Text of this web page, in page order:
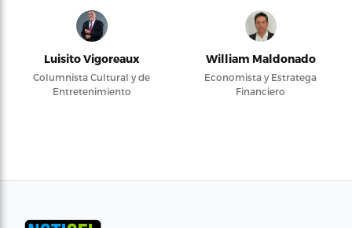
Luisito Vigoreaux
Columnista Cultural y de
Entretenimiento
William Maldonado
Economista y Estratega
Financiero